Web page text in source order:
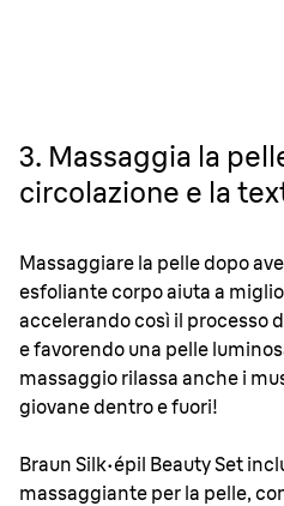
3. Massaggia la
circolazione e la
Massaggiare la pelle dopo
esfoliante corpo aiuta a
accelerando così il processo
e favorendo una pelle
massaggio rilassa anche i
giovane dentro e fuori!
Braun Silk·épil Beauty Set
massaggiante per la pelle,